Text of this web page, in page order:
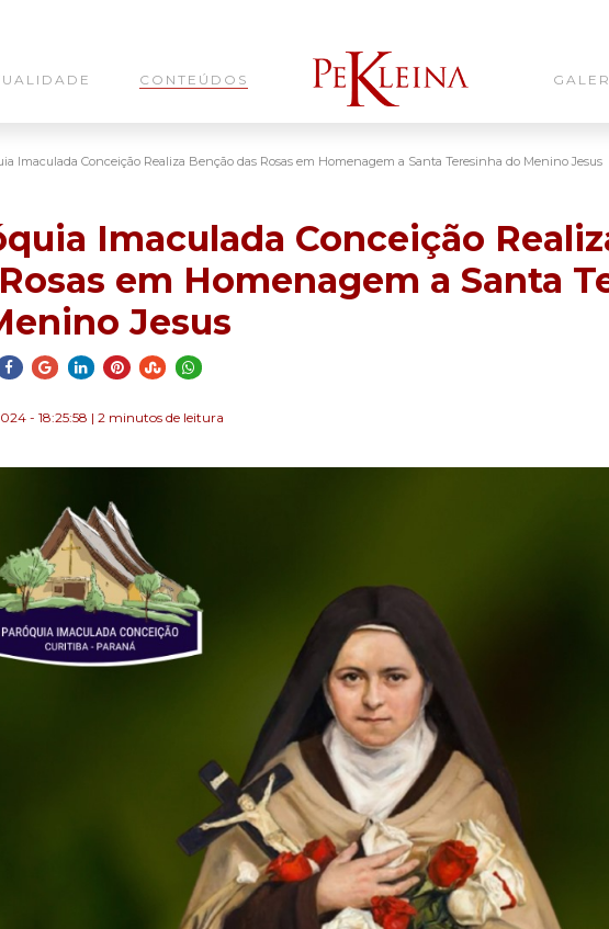
CONTEÚDOS
Imaculada Conceição Realiza Benção das Rosas em Homenagem a Santa Teresinha do Menino Jesus
Imaculada Conceição
em Homenagem a Santa
Jesus
- 18:25:58 | 2 minutos de leitura